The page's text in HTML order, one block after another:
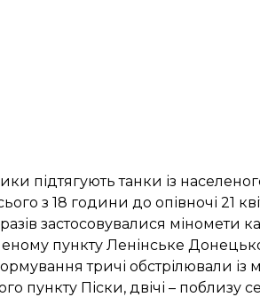
підтягують танки із
з 18 години до опівночі 21
застосовувалися міномети
пункту Ленінське
тричі обстрілювали із
пункту Піски, двічі – поблизу